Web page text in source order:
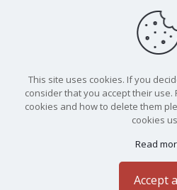
This site uses cookies. If you
consider that you accept their
cookies and how to delete them
cookies
Read
Accept